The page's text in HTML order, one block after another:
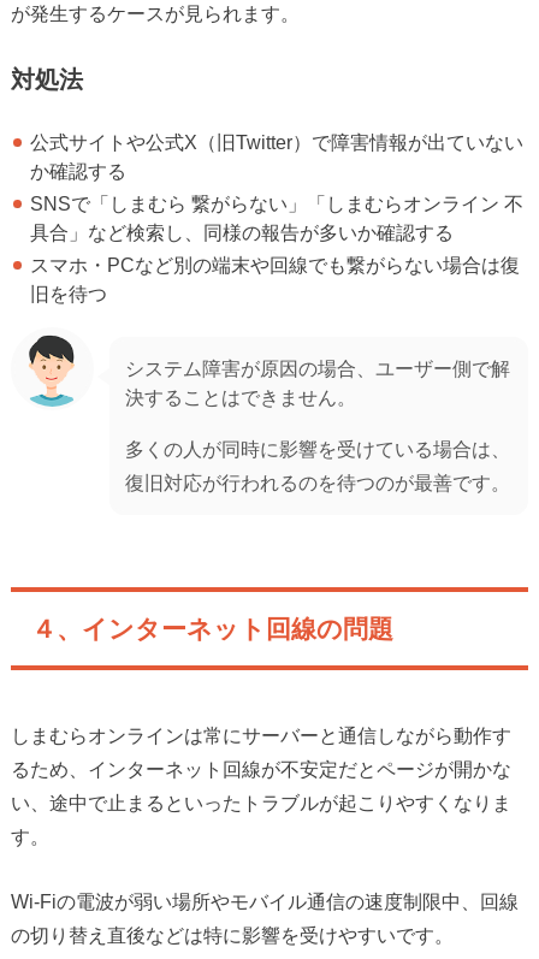
が発生するケースが見られます。
対処法
公式サイトや公式X（旧Twitter）で障害情報が出ていない
か確認する
SNSで「しまむら 繋がらない」「しまむらオンライン 不
具合」など検索し、同様の報告が多いか確認する
スマホ・PCなど別の端末や回線でも繋がらない場合は復
旧を待つ
システム障害が原因の場合、ユーザー側で解
決することはできません。
多くの人が同時に影響を受けている場合は、
復旧対応が行われるのを待つのが最善です。
４、インターネット回線の問題
しまむらオンラインは常にサーバーと通信しながら動作す
るため、インターネット回線が不安定だとページが開かな
い、途中で止まるといったトラブルが起こりやすくなりま
す。
Wi-Fiの電波が弱い場所やモバイル通信の速度制限中、回線
の切り替え直後などは特に影響を受けやすいです。